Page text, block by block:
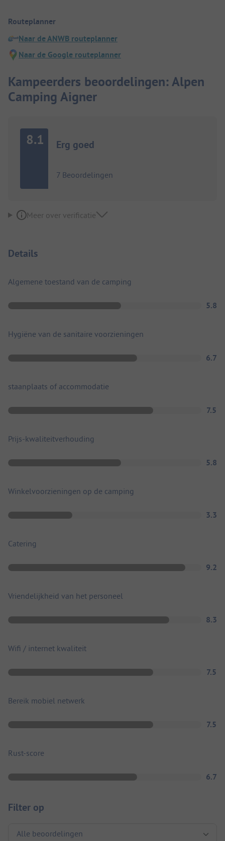
Routeplanner
Naar de ANWB routeplanner
Naar de Google routeplanner
Kampeerders beoordelingen: Alpen
Camping Aigner
8.1 Erg goed
7 Beoordelingen
Meer over verificatie
Details
Algemene toestand van de camping
5.8
Hygiëne van de sanitaire voorzieningen
6.7
staanplaats of accommodatie
7.5
Prijs-kwaliteitverhouding
5.8
Winkelvoorzieningen op de camping
3.3
Catering
9.2
Vriendelijkheid van het personeel
8.3
Wifi / internet kwaliteit
7.5
Bereik mobiel netwerk
7.5
Rust-score
6.7
Filter op